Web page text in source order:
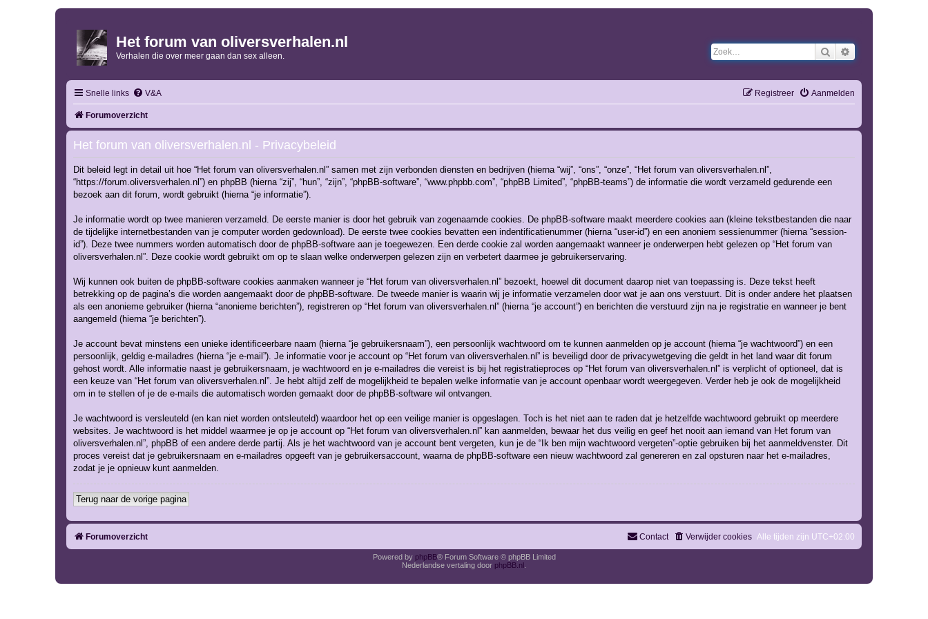
Het forum van oliversverhalen.nl
Verhalen die over meer gaan dan sex alleen. Zoek
Snelle links V&A Aanmelden
Registreer
Forumoverzicht
Het forum van oliversverhalen.nl - Privacybeleid
Dit beleid legt in detail uit hoe “Het forum van oliversverhalen.nl” samen met zijn verbonden diensten en bedrijven (hierna “wij”, “ons”, “onze”, “Het forum van oliversverhalen.nl”,
“https://forum.oliversverhalen.nl”) en phpBB (hierna “zij”, “hun”, “zijn”, “phpBB-software”, “www.phpbb.com”, “phpBB Limited”, “phpBB-teams”) de informatie die wordt verzameld gedurende een
bezoek aan dit forum, wordt gebruikt (hierna “je informatie”).
Je informatie wordt op twee manieren verzameld. De eerste manier is door het gebruik van zogenaamde cookies. De phpBB-software maakt meerdere cookies aan (kleine tekstbestanden die naar
de tijdelijke internetbestanden van je computer worden gedownload). De eerste twee cookies bevatten een indentificatienummer (hierna “user-id”) en een anoniem sessienummer (hierna “session-
id”). Deze twee nummers worden automatisch door de phpBB-software aan je toegewezen. Een derde cookie zal worden aangemaakt wanneer je onderwerpen hebt gelezen op “Het forum van
oliversverhalen.nl”. Deze cookie wordt gebruikt om op te slaan welke onderwerpen gelezen zijn en verbetert daarmee je gebruikerservaring.
Wij kunnen ook buiten de phpBB-software cookies aanmaken wanneer je “Het forum van oliversverhalen.nl” bezoekt, hoewel dit document daarop niet van toepassing is. Deze tekst heeft
betrekking op de pagina’s die worden aangemaakt door de phpBB-software. De tweede manier is waarin wij je informatie verzamelen door wat je aan ons verstuurt. Dit is onder andere het plaatsen
als een anonieme gebruiker (hierna “anonieme berichten”), registreren op “Het forum van oliversverhalen.nl” (hierna “je account”) en berichten die verstuurd zijn na je registratie en wanneer je bent
aangemeld (hierna “je berichten”).
Je account bevat minstens een unieke identificeerbare naam (hierna “je gebruikersnaam”), een persoonlijk wachtwoord om te kunnen aanmelden op je account (hierna “je wachtwoord”) en een
persoonlijk, geldig e-mailadres (hierna “je e-mail”). Je informatie voor je account op “Het forum van oliversverhalen.nl” is beveiligd door de privacywetgeving die geldt in het land waar dit forum
gehost wordt. Alle informatie naast je gebruikersnaam, je wachtwoord en je e-mailadres die vereist is bij het registratieproces op “Het forum van oliversverhalen.nl” is verplicht of optioneel, dat is
een keuze van “Het forum van oliversverhalen.nl”. Je hebt altijd zelf de mogelijkheid te bepalen welke informatie van je account openbaar wordt weergegeven. Verder heb je ook de mogelijkheid
om in te stellen of je de e-mails die automatisch worden gemaakt door de phpBB-software wil ontvangen.
Je wachtwoord is versleuteld (en kan niet worden ontsleuteld) waardoor het op een veilige manier is opgeslagen. Toch is het niet aan te raden dat je hetzelfde wachtwoord gebruikt op meerdere
websites. Je wachtwoord is het middel waarmee je op je account op “Het forum van oliversverhalen.nl” kan aanmelden, bewaar het dus veilig en geef het nooit aan iemand van Het forum van
oliversverhalen.nl”, phpBB of een andere derde partij. Als je het wachtwoord van je account bent vergeten, kun je de “Ik ben mijn wachtwoord vergeten”-optie gebruiken bij het aanmeldvenster. Dit
proces vereist dat je gebruikersnaam en e-mailadres opgeeft van je gebruikersaccount, waarna de phpBB-software een nieuw wachtwoord zal genereren en zal opsturen naar het e-mailadres,
zodat je je opnieuw kunt aanmelden.
Terug naar de vorige pagina
Forumoverzicht Alle tijden zijn UTC+02:00
Verwijder cookies
Contact
Powered by phpBB® Forum Software © phpBB Limited
Nederlandse vertaling door phpBB.nl